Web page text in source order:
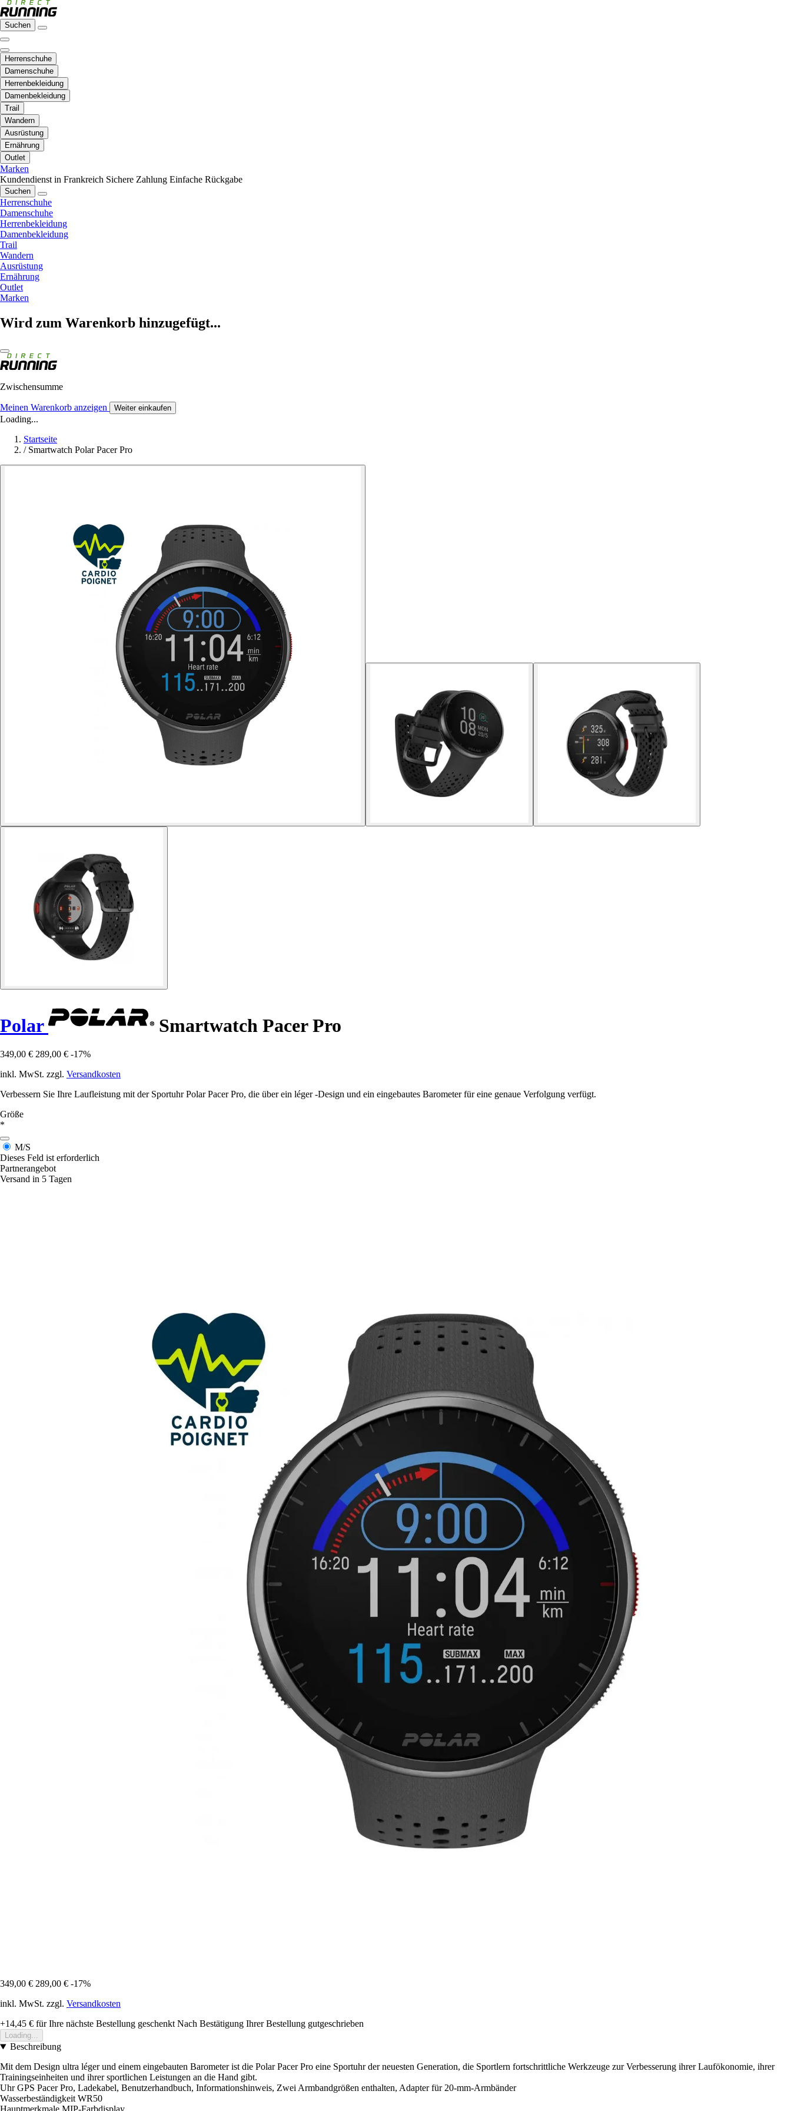
Suchen
Herrenschuhe
Damenschuhe
Herrenbekleidung
Damenbekleidung
Trail
Wandern
Ausrüstung
Ernährung
Outlet
Marken
Kundendienst in Frankreich Sichere Zahlung Einfache Rückgabe
Suchen
Herrenschuhe
Damenschuhe
Herrenbekleidung
Damenbekleidung
Trail
Wandern
Ausrüstung
Ernährung
Outlet
Marken
Wird zum Warenkorb hinzugefügt...
Zwischensumme
Meinen Warenkorb anzeigen Weiter einkaufen
Loading...
Startseite
/ Smartwatch Polar Pacer Pro
Polar Smartwatch Pacer Pro
349,00 € 289,00 € -17%
inkl. MwSt. zzgl. Versandkosten
Verbessern Sie Ihre Laufleistung mit der Sportuhr Polar Pacer Pro, die über ein léger -Design und ein eingebautes Barometer für eine genaue Verfolgung verfügt.
Größe
*
M/S
Dieses Feld ist erforderlich
Partnerangebot
Versand in 5 Tagen
349,00 € 289,00 € -17%
inkl. MwSt. zzgl. Versandkosten
+14,45 € für Ihre nächste Bestellung geschenkt Nach Bestätigung Ihrer Bestellung gutgeschrieben
Loading...
Beschreibung
Mit dem Design ultra léger und einem eingebauten Barometer ist die Polar Pacer Pro eine Sportuhr der neuesten Generation, die Sportlern fortschrittliche Werkzeuge zur Verbesserung ihrer Laufökonomie, ihrer
Trainingseinheiten und ihrer sportlichen Leistungen an die Hand gibt.
Uhr GPS Pacer Pro, Ladekabel, Benutzerhandbuch, Informationshinweis, Zwei Armbandgrößen enthalten, Adapter für 20-mm-Armbänder
Wasserbeständigkeit WR50